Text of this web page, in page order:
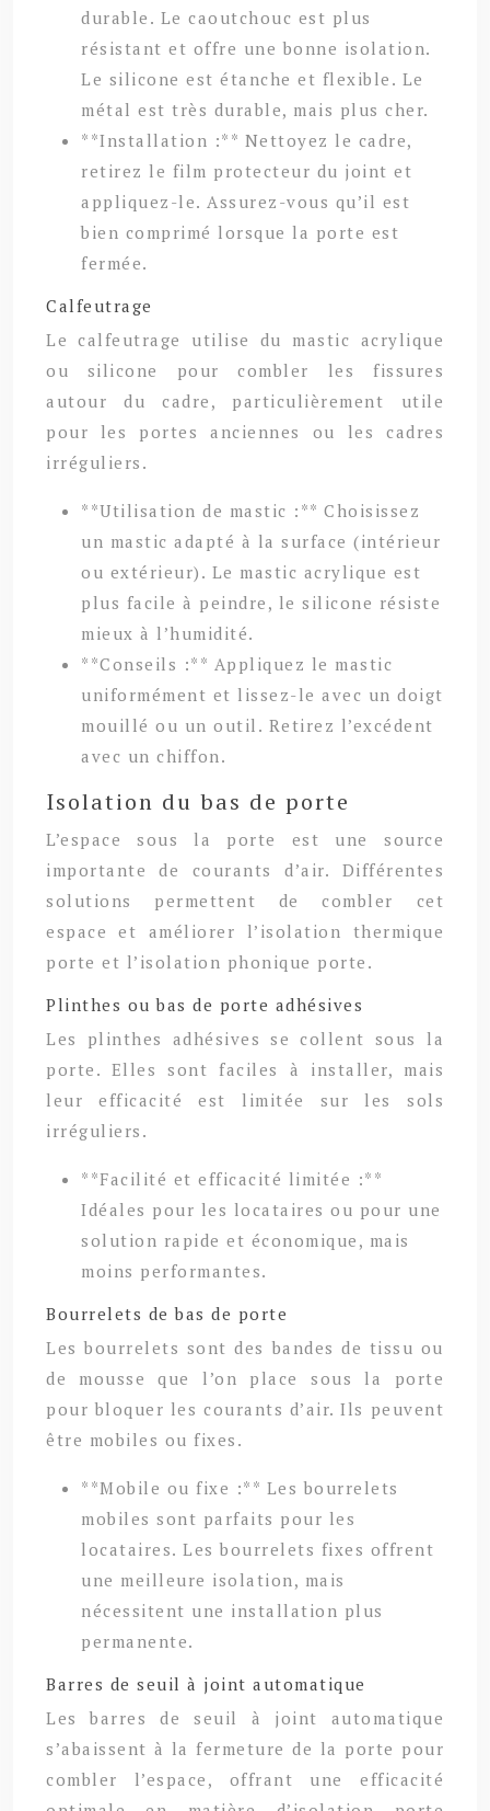
durable. Le caoutchouc est plus
résistant et offre une bonne isolation.
Le silicone est étanche et flexible. Le
métal est très durable, mais plus cher.
**Installation :** Nettoyez le cadre,
retirez le film protecteur du joint et
appliquez-le. Assurez-vous qu’il est
bien comprimé lorsque la porte est
fermée.
Calfeutrage
Le calfeutrage utilise du mastic acrylique
ou silicone pour combler les fissures
autour du cadre, particulièrement utile
pour les portes anciennes ou les cadres
irréguliers.
**Utilisation de mastic :** Choisissez
un mastic adapté à la surface (intérieur
ou extérieur). Le mastic acrylique est
plus facile à peindre, le silicone résiste
mieux à l’humidité.
**Conseils :** Appliquez le mastic
uniformément et lissez-le avec un doigt
mouillé ou un outil. Retirez l’excédent
avec un chiffon.
Isolation du bas de porte
L’espace sous la porte est une source
importante de courants d’air. Différentes
solutions permettent de combler cet
espace et améliorer l’isolation thermique
porte et l’isolation phonique porte.
Plinthes ou bas de porte adhésives
Les plinthes adhésives se collent sous la
porte. Elles sont faciles à installer, mais
leur efficacité est limitée sur les sols
irréguliers.
**Facilité et efficacité limitée :**
Idéales pour les locataires ou pour une
solution rapide et économique, mais
moins performantes.
Bourrelets de bas de porte
Les bourrelets sont des bandes de tissu ou
de mousse que l’on place sous la porte
pour bloquer les courants d’air. Ils peuvent
être mobiles ou fixes.
**Mobile ou fixe :** Les bourrelets
mobiles sont parfaits pour les
locataires. Les bourrelets fixes offrent
une meilleure isolation, mais
nécessitent une installation plus
permanente.
Barres de seuil à joint automatique
Les barres de seuil à joint automatique
s’abaissent à la fermeture de la porte pour
combler l’espace, offrant une efficacité